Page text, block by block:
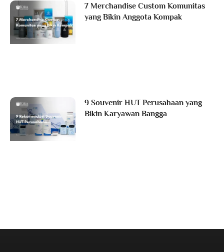
7 Merchandise Custom Komunitas
yang Bikin Anggota Kompak
9 Souvenir HUT Perusahaan yang
Bikin Karyawan Bangga